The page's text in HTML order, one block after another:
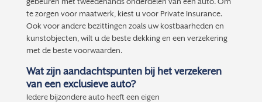
te zorgen voor maatwerk, kiest u voor Private Insurance.
Ook voor andere bezittingen zoals uw kostbaarheden en
kunstobjecten, wilt u de beste dekking en een verzekering
met de beste voorwaarden.
Wat zijn aandachtspunten bij het verzekeren
van een exclusieve auto?
Iedere bijzondere auto heeft een eigen